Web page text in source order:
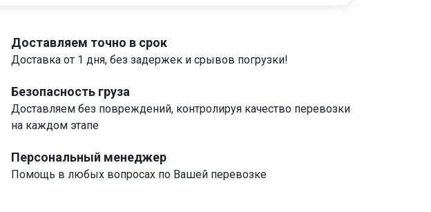
Доставляем точно в срок
Доставка от 1 дня, без задержек и срывов погрузки!
Безопасность груза
Доставляем без повреждений, контролируя качество перевозки
на каждом этапе
Персональный менеджер
Помощь в любых вопросах по Вашей перевозке